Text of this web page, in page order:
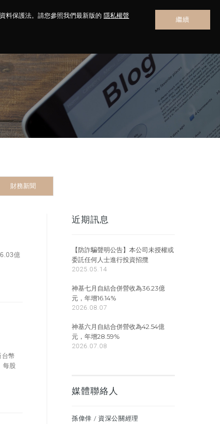
料保護法。請您參照我們最新版的 隱私權聲
繼續
聯絡我們
財務新聞
億
幣
每股
近期訊息
【防詐騙聲明公告】本公司未授權或
委託任何人士進行投資招攬
2025.05.14
神基七月自結合併營收為36.23億
元，年增16.14%
2026.08.07
神基六月自結合併營收為42.54億
元，年增28.59%
2026.07.08
媒體聯絡人
孫偉倖 / 資深公關經理